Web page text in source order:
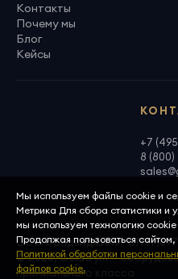
Контакты
Почему мы
Блог
Кейсы
+7
8 (800)
ООО «Голденджим» · ОГРН
© 2026, GoldGym —
премиального класса
Мы используем файлы cookie и
Метрика Для сбора статистики и
мы используем технологию
Продолжая пользоваться
Политикой обработки
файлов cookie.